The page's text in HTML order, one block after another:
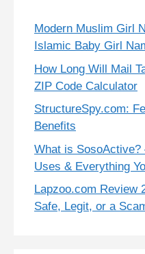
Modern Muslim Girl
Islamic Baby Girl
How Long Will Mail
ZIP Code Calculator
StructureSpy.com:
Benefits
What is
Uses & Everything
Lapzoo.com Review
Safe, Legit, or a